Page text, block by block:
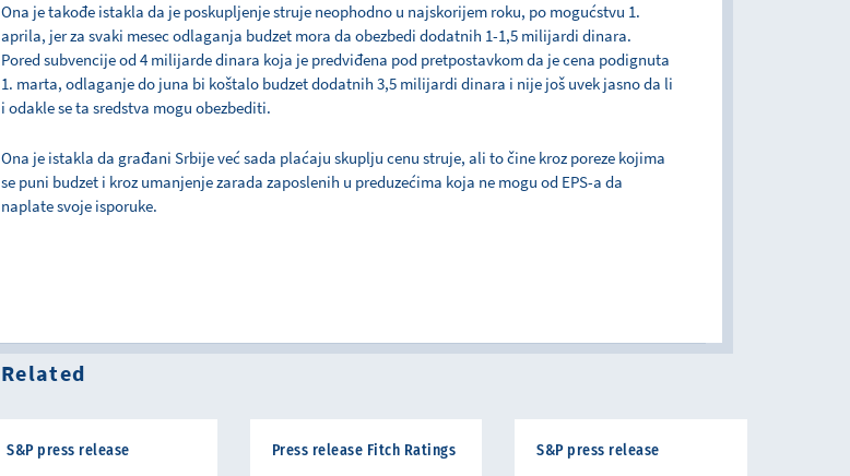
Ona je takođe istakla da je poskupljenje struje neophodno u najskorijem roku, po mogućstvu 1.
aprila, jer za svaki mesec odlaganja budzet mora da obezbedi dodatnih 1-1,5 milijardi dinara.
Pored subvencije od 4 milijarde dinara koja je predviđena pod pretpostavkom da je cena podignuta
1. marta, odlaganje do juna bi koštalo budzet dodatnih 3,5 milijardi dinara i nije još uvek jasno da li
i odakle se ta sredstva mogu obezbediti.
Ona je istakla da građani Srbije već sada plaćaju skuplju cenu struje, ali to čine kroz poreze kojima
se puni budzet i kroz umanjenje zarada zaposlenih u preduzećima koja ne mogu od EPS-a da
naplate svoje isporuke.
Related
S&P press release Press release Fitch Ratings S&P press release